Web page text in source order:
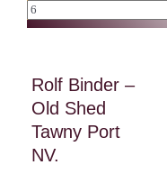
Charles
Melton
Rose
antal
Rolf Binder –
Old Shed
Tawny Port
NV.